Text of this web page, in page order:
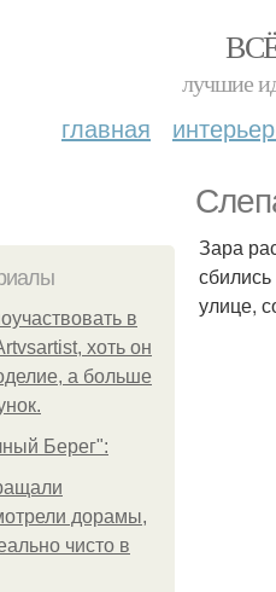
лучшие
главная
в
хоть он
а больше
Берег":
дорамы,
чисто в
Зара
улице,